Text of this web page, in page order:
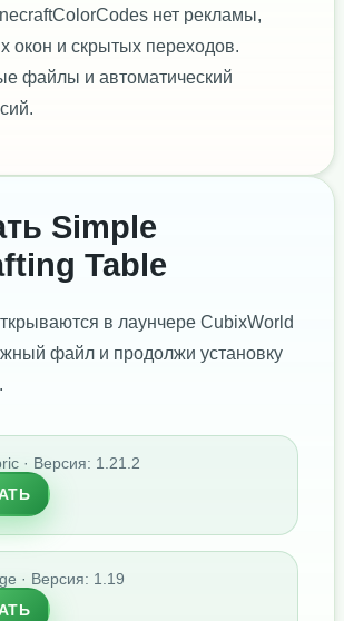
нет рекламы,
окон и скрытых переходов.
файлы и автоматический
Simple
Table
в лаунчере CubixWorld
файл и продолжи установку
· Версия: 1.21.2
· Версия: 1.19